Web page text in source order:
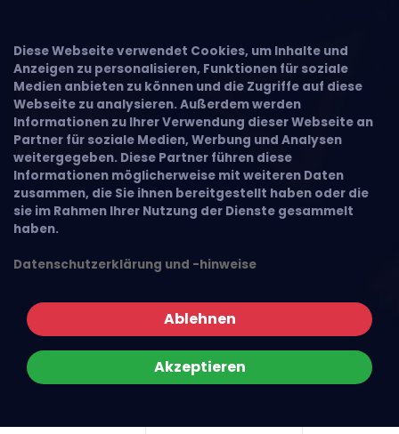
Diese Webseite verwendet Cookies, um Inhalte und
Anzeigen zu personalisieren, Funktionen für soziale
Medien anbieten zu können und die Zugriffe auf diese
Webseite zu analysieren. Außerdem werden
Informationen zu Ihrer Verwendung dieser Webseite an
Partner für soziale Medien, Werbung und Analysen
weitergegeben. Diese Partner führen diese
Informationen möglicherweise mit weiteren Daten
zusammen, die Sie ihnen bereitgestellt haben oder die
sie im Rahmen Ihrer Nutzung der Dienste gesammelt
haben.
Datenschutzerklärung und -hinweise
Ablehnen
Akzeptieren